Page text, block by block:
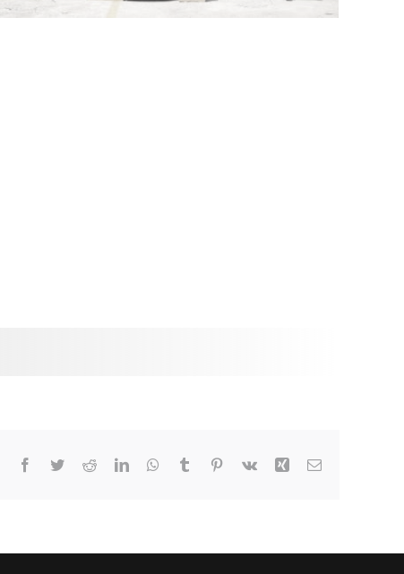
Facebook
TwitterRedditLinkedInWhatsApp
Tumblr Pinterest
Vk Xing Email